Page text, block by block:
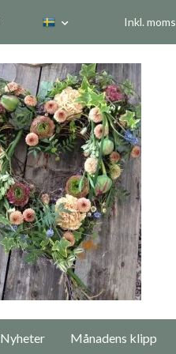
Inkl. moms
Nyheter Månadens klipp